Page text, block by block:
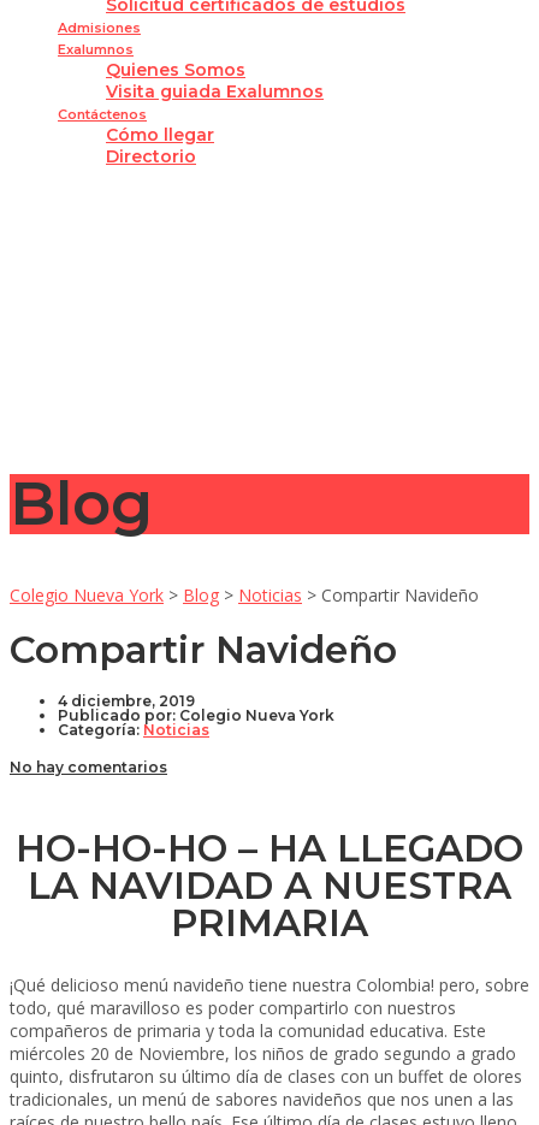
Solicitud certificados de estudios
Admisiones
Exalumnos
Quienes Somos
Visita guiada Exalumnos
Contáctenos
Cómo llegar
Directorio
Blog
Colegio Nueva York > Blog > Noticias > Compartir Navideño
Compartir Navideño
4 diciembre, 2019
Publicado por: Colegio Nueva York
Categoría: Noticias
No hay comentarios
HO-HO-HO – HA LLEGADO
LA NAVIDAD A NUESTRA
PRIMARIA
¡Qué delicioso menú navideño tiene nuestra Colombia! pero, sobre
todo, qué maravilloso es poder compartirlo con nuestros
compañeros de primaria y toda la comunidad educativa. Este
miércoles 20 de Noviembre, los niños de grado segundo a grado
quinto, disfrutaron su último día de clases con un buffet de olores
tradicionales, un menú de sabores navideños que nos unen a las